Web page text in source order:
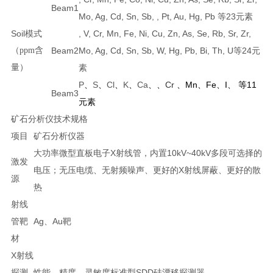
Soil模式
（ppm含
量）
Beam1
Mo, Ag, Cd, Sn, Sb, , Pt, Au, Hg, Pb 等23元素
Beam2
, V, Cr, Mn, Fe, Ni, Cu, Zn, As, Se, Rb, Sr, Zr,
Mo, Ag, Cd, Sn, Sb, W, Hg, Pb, Bi, Th, U等24元
素
Beam3
P、 S、 Cl、 K、 Ca Cr
、Mn、Fe、I、 等11
元素
矿石分析仪技术规格
项目
矿石分析仪器
激发
源
大功率微型直板电子X射线管，内置10kV~40kV多段可选择的
电压；无压电缆、无射频噪声、更好的X射线屏蔽、更好的散
热
射线
管靶
材
Ag、Au靶
X射线